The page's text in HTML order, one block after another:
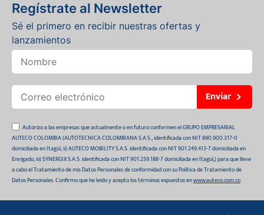
Regístrate al Newsletter
Sé el primero en recibir nuestras ofertas y
lanzamientos
Enviar
Autorizo a las empresas que actualmente o en futuro conformen el GRUPO EMPRESARIAL
AUTECO COLOMBIA (AUTOTECNICA COLOMBIANA S.A.S., identificada con NIT 890.900.317-0
domiciliada en Itagüí, ii) AUTECO MOBILITY S.A.S. identificada con NIT 901.249.413-7 domiciliada en
Envigado, iii) SYNERGIX S.A.S. identificada con NIT 901.259.188-7 domiciliada en Itagüí,) para que lleve
a cabo el Tratamiento de mis Datos Personales de conformidad con su Política de Tratamiento de
Datos Personales. Confirmo que he leído y acepto los términos expuestos enwww.auteco.com.co